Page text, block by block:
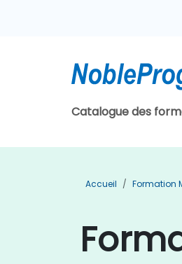
Catalogue des
Accueil Formation